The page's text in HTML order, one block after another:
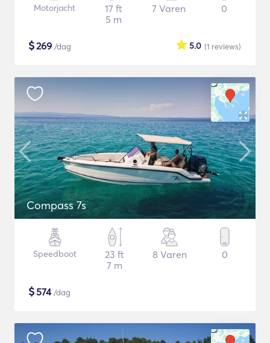
Motorjacht
17 ft
5 m
7 Varen 0
$269 /dag (1 reviews)
5.0
Compass 7s
Speedboot
23 ft
7 m
8 Varen 0
$574/dag